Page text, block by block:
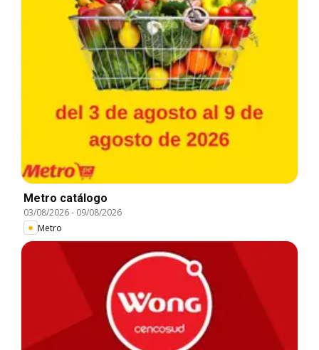
Metro catálogo
03/08/2026- 09/08/2026
Metro